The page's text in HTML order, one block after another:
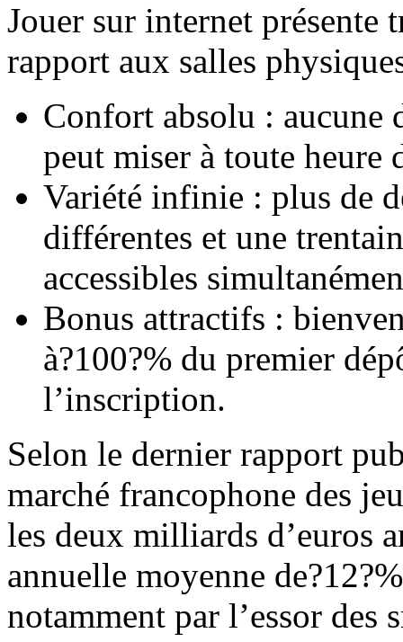
Jouer sur internet présente
rapport aux salles
Confort absolu : aucune
peut miser à toute
Variété infinie : plus de
différentes et une
accessibles
Bonus attractifs :
à?100?% du premier
l’inscription.
Selon le dernier rapport
marché francophone des
les deux milliards d’euros
annuelle moyenne
notamment par l’essor des